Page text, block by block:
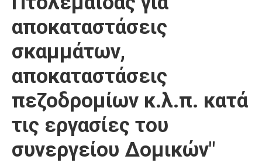
αποκαταστάσεις
σκαμμάτων,
αποκαταστάσεις
πεζοδρομίων κ.λ.π. κατά
τις εργασίες του
συνεργείου Δομικών"